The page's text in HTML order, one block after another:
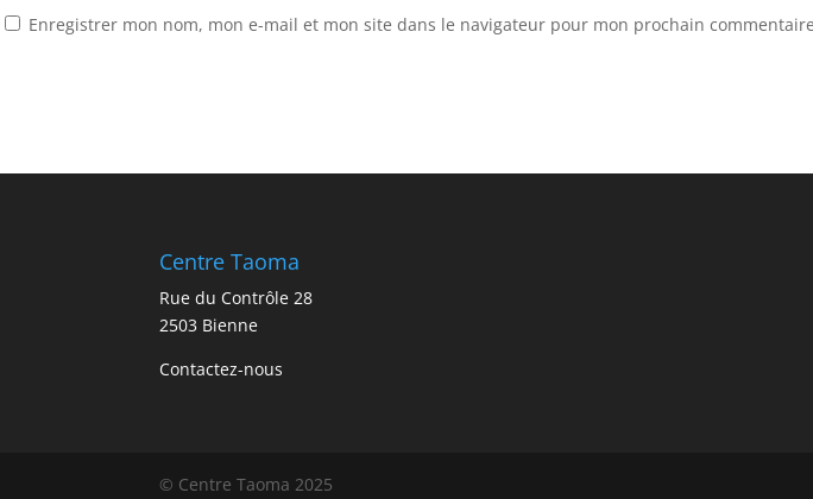
Enregistrer mon nom, mon e-mail et mon site dans le navigateur pour mon prochain
Centre Taoma
Rue du Contrôle 28
2503 Bienne
Contactez-nous
© Centre Taoma 2025